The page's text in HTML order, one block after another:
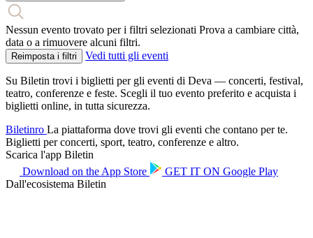
Nessun evento trovato per i filtri selezionati Prova a cambiare città,
data o a rimuovere alcuni filtri.
Reimposta i filtri Vedi tutti gli eventi
Su Biletin trovi i biglietti per gli eventi di Deva — concerti, festival,
teatro, conferenze e feste. Scegli il tuo evento preferito e acquista i
biglietti online, in tutta sicurezza.
Biletinro La piattaforma dove trovi gli eventi che contano per te.
Biglietti per concerti, sport, teatro, conferenze e altro.
Scarica l'app Biletin
Download on the App Store GET IT ON Google Play
Dall'ecosistema Biletin